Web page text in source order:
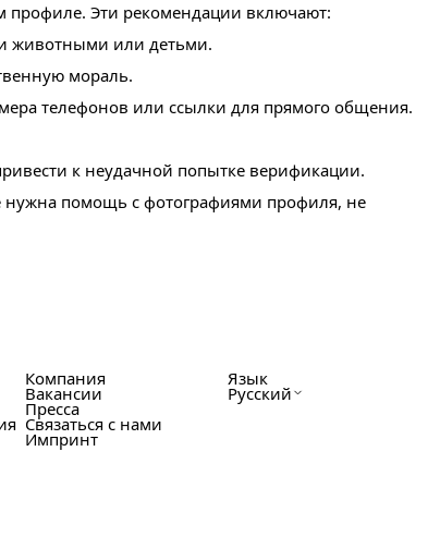
профиле. Эти рекомендации включают:
животными или детьми.
мораль.
телефонов или ссылки для прямого общения.
к неудачной попытке верификации.
нужна помощь с фотографиями профиля, не
Компания
Вакансии
Пресса
Связаться с нами
Импринт
Язык
Русский